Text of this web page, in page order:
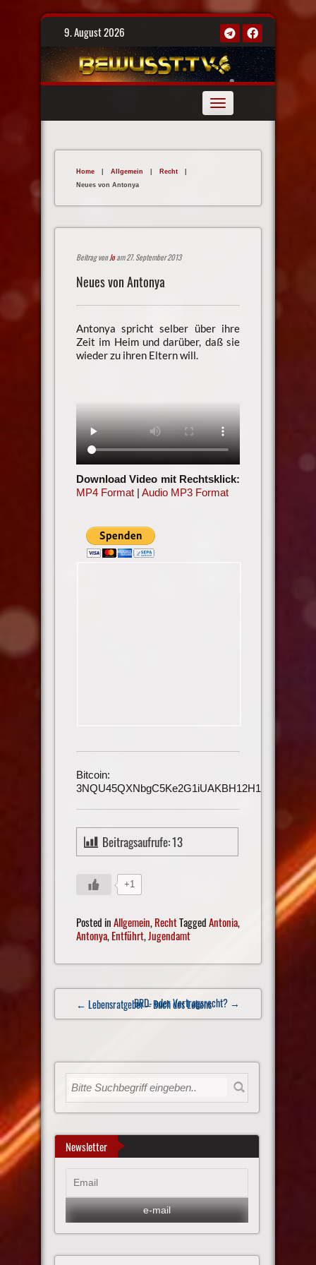
Skip
9. August 2026
Toggle
navigation
Home | Allgemein | Recht
|
Neues von Antonya
Beitrag vonJoam 27. September 2013
Neues von Antonya
Antonya spricht selber über ihre
Zeit im Heim und darüber, daß sie
wieder zu ihren Eltern will.
Download Video mit Rechtsklick:
MP4 Format| Audio MP3 Format
Bitcoin:
3NQU45QXNbgC5Ke2G1iUAKBH12H1h3UmAu
Beitragsaufrufe:13
+1
Posted inAllgemein,RechtTaggedAntonia,
Antonya,Entführt,Jugendamt
Post
navigation
← Lebensratgeber – Buch des Lebens
BRD- oder Vertragsrecht? →
Newsletter